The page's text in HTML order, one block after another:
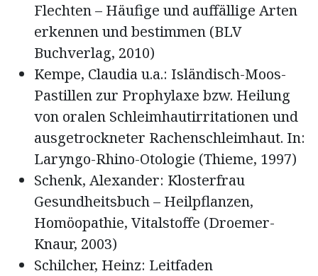
Flechten – Häufige und auffällige Arten
erkennen und bestimmen (BLV
Buchverlag, 2010)
Kempe, Claudia u.a.: Isländisch-Moos-
Pastillen zur Prophylaxe bzw. Heilung
von oralen Schleimhautirritationen und
ausgetrockneter Rachenschleimhaut. In:
Laryngo-Rhino-Otologie (Thieme, 1997)
Schenk, Alexander: Klosterfrau
Gesundheitsbuch – Heilpflanzen,
Homöopathie, Vitalstoffe (Droemer-
Knaur, 2003)
Schilcher, Heinz: Leitfaden